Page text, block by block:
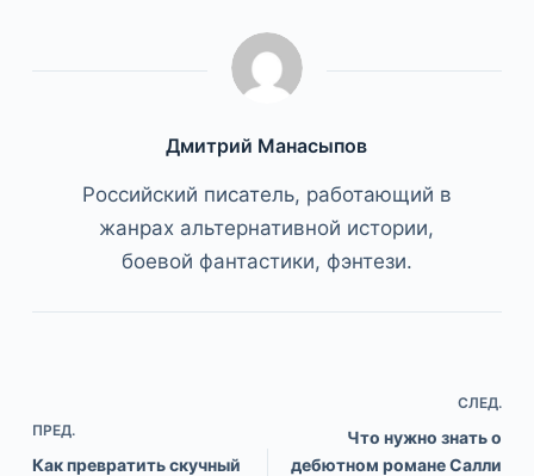
Дмитрий Манасыпов
Российский писатель, работающий в
жанрах альтернативной истории,
боевой фантастики, фэнтези.
ПРЕД.
Как превратить скучный
СЛЕД.
Что нужно знать о
дебютном романе Салли